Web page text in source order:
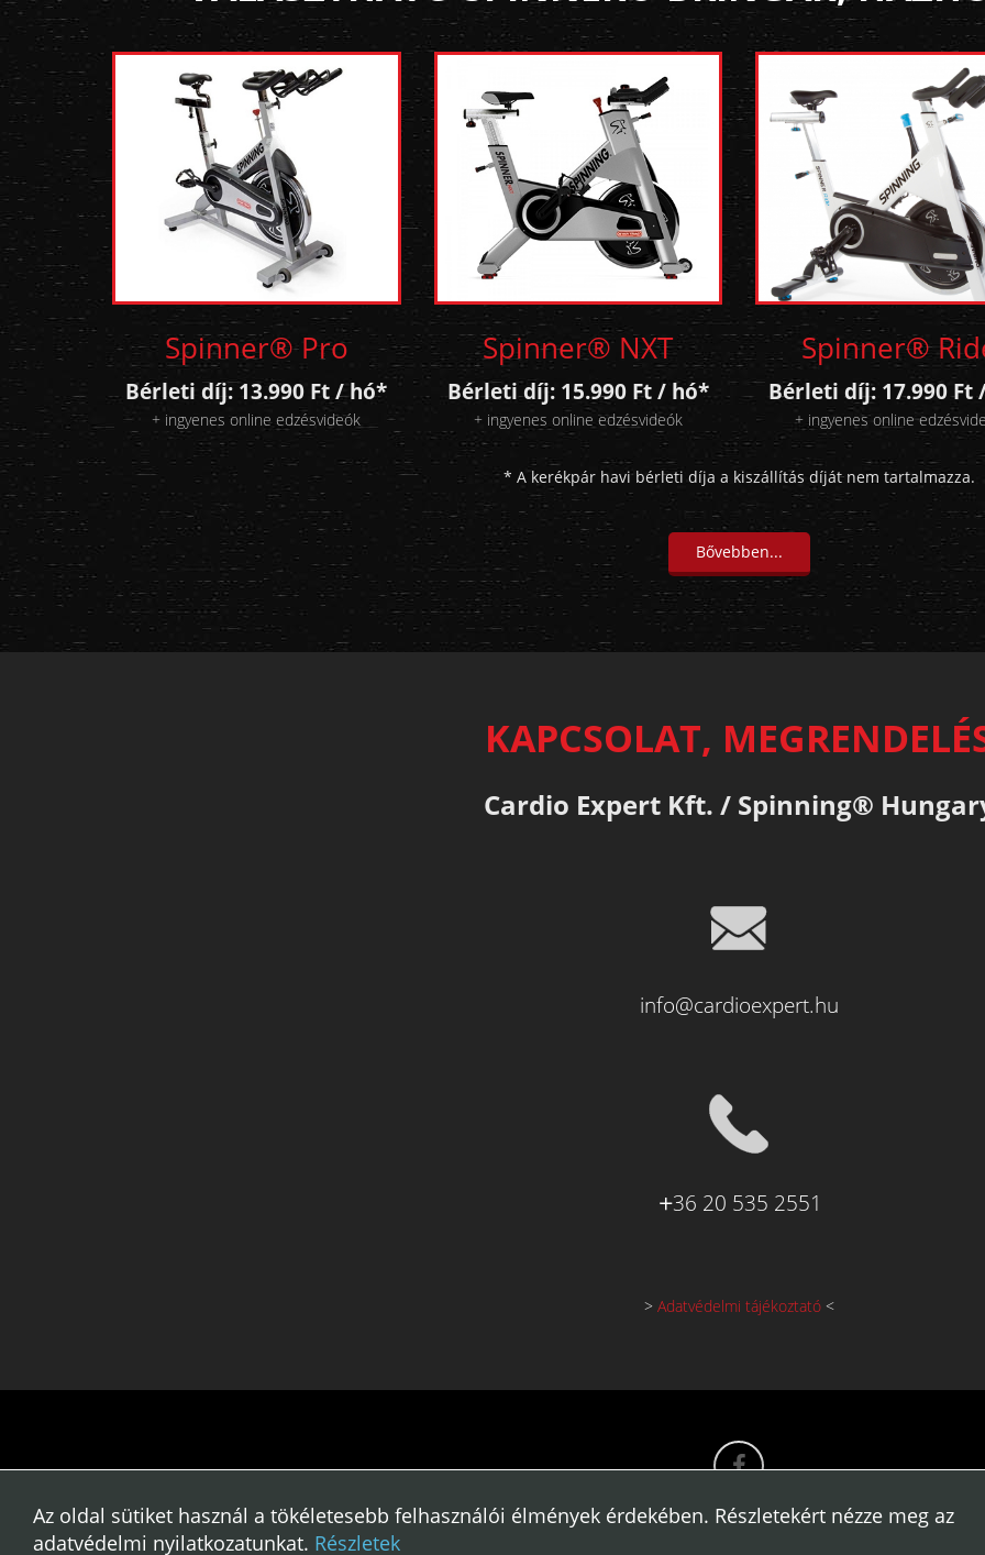
Spinner® Pro
Bérleti díj: 13.990 Ft / hó*
+ ingyenes online edzésvideók
Spinner® NXT
Bérleti díj: 15.990 Ft / hó*
+ ingyenes online edzésvideók
Spinner®
Bérleti díj: 17.990 Ft
+ ingyenes online
* A kerékpár havi bérleti díja a kiszállítás díját nem tartalmazza.
Bővebben...
KAPCSOLAT,
Cardio Expert Kft. / Spinning®
info@cardioexpert.hu
36 20 535 2551
>Adatvédelmi tájékoztató <
Copyrights 2020 – tekerjotthon.hu
Az oldal sütiket használ a tökéletesebb felhasználói élmények érdekében. Részletekért nézze meg az
adatvédelmi nyilatkozatunkat. Részletek